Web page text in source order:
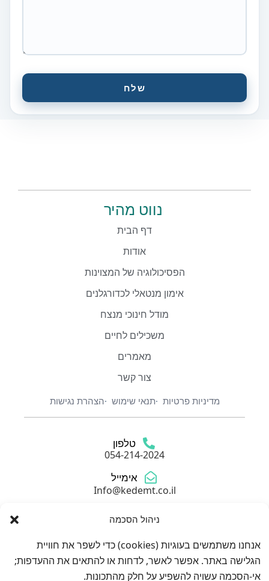
ניהול הסכמה
אנחנו משתמשים בעוגיות (cookies) כדי לשפר את חוויית
הגלישה באתר. אפשר לאשר, לדחות או להתאים את ההעדפות;
אי-הסכמה עשויה להשפיע על חלק מהתכונות.
שלח
נווט מהיר
דף הבית
אודות
הפסיכולוגיה של המצוינות
אימון מנטאלי לכדורגלנים
מודל חינוכי מנצח
משכילים לחיים
מאמרים
צור קשר
מדיניות פרטיות תנאי שימוש הצהרת נגישות
טלפון
054-214-2024
אימייל
Info@kedemt.co.il
גולדה מאיר 6, חולון